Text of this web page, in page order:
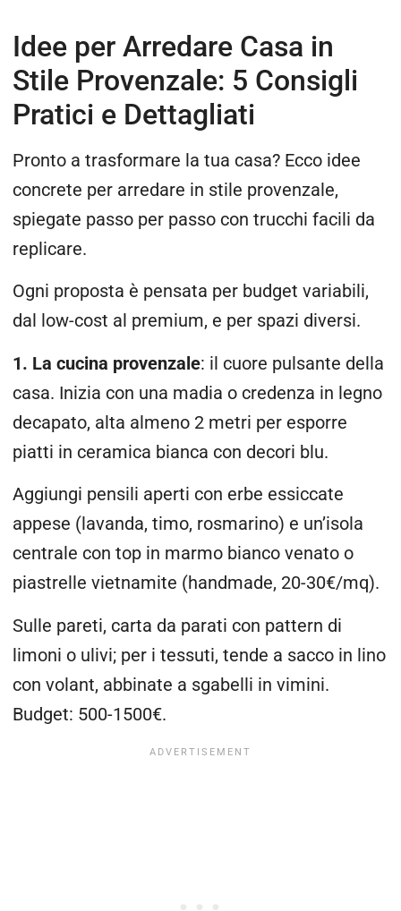
Idee per Arredare Casa in
Stile Provenzale: 5 Consigli
Pratici e Dettagliati
Pronto a trasformare la tua casa? Ecco idee
concrete per arredare in stile provenzale,
spiegate passo per passo con trucchi facili da
replicare.
Ogni proposta è pensata per budget variabili,
dal low-cost al premium, e per spazi diversi.
1. La cucina provenzale: il cuore pulsante della
casa. Inizia con una madia o credenza in legno
decapato, alta almeno 2 metri per esporre
piatti in ceramica bianca con decori blu.
Aggiungi pensili aperti con erbe essiccate
appese (lavanda, timo, rosmarino) e un’isola
centrale con top in marmo bianco venato o
piastrelle vietnamite (handmade, 20-30€/mq).
Sulle pareti, carta da parati con pattern di
limoni o ulivi; per i tessuti, tende a sacco in lino
con volant, abbinate a sgabelli in vimini.
Budget: 500-1500€.